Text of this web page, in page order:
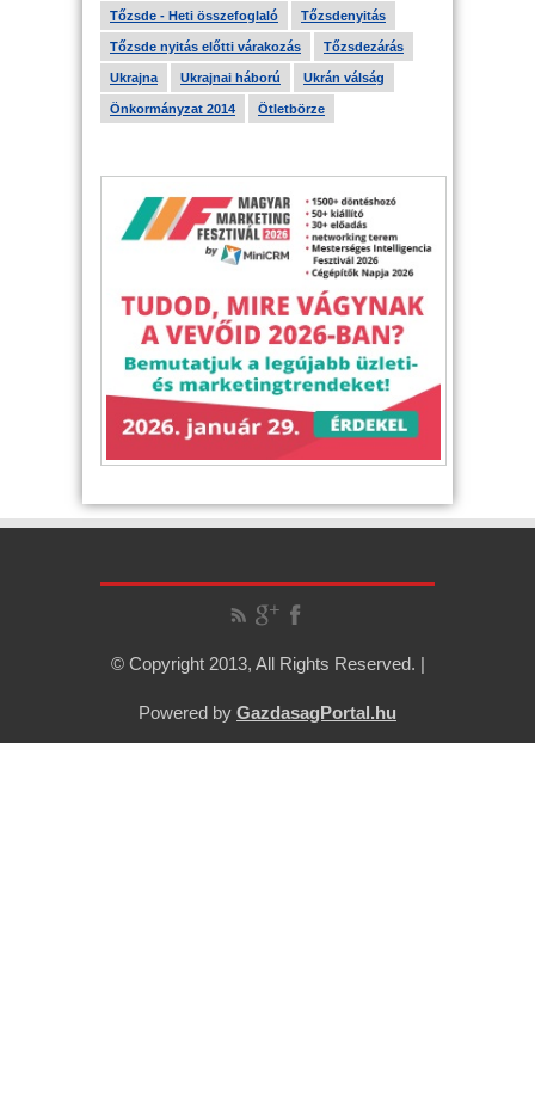
Tőzsde - Heti összefoglaló Tőzsdenyitás
Tőzsde nyitás előtti várakozás Tőzsdezárás
Ukrajna Ukrajnai háború Ukrán válság
Önkormányzat 2014 Ötletbörze
© Copyright 2013, All Rights Reserved. |
Powered by GazdasagPortal.hu